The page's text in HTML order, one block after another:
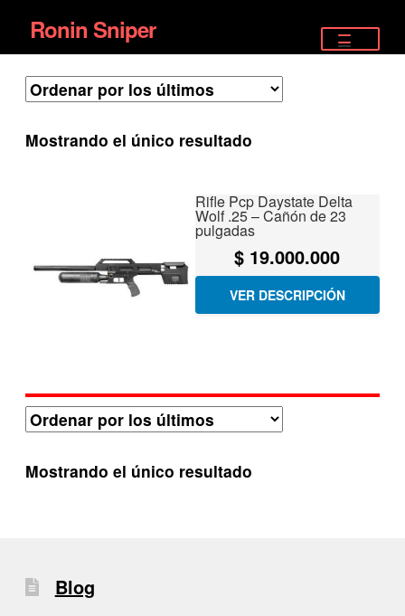
Ir
a
la
Ir
al
contenido
Ronin Sniper
PISTOLAS
Mostrando el único resultado
Rifle Pcp Daystate Delta
Wolf .25 – Cañón de 23
pulgadas
$ 19.000.000
VER DESCRIPCIÓN
Mostrando el único resultado
Blog